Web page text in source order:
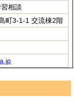
相談
町3-1-1 交流棟2階